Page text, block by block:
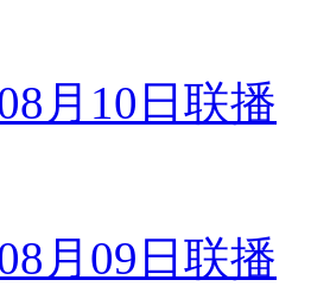
月10日联播
月09日联播